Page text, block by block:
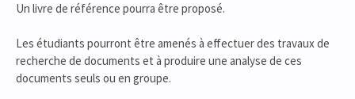
Un livre de référence pourra être proposé.
Les étudiants pourront être amenés à effectuer des travaux de
recherche de documents et à produire une analyse de ces
documents seuls ou en groupe.